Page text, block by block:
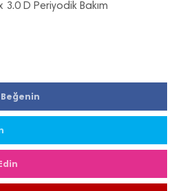
D Periyodik Bakım